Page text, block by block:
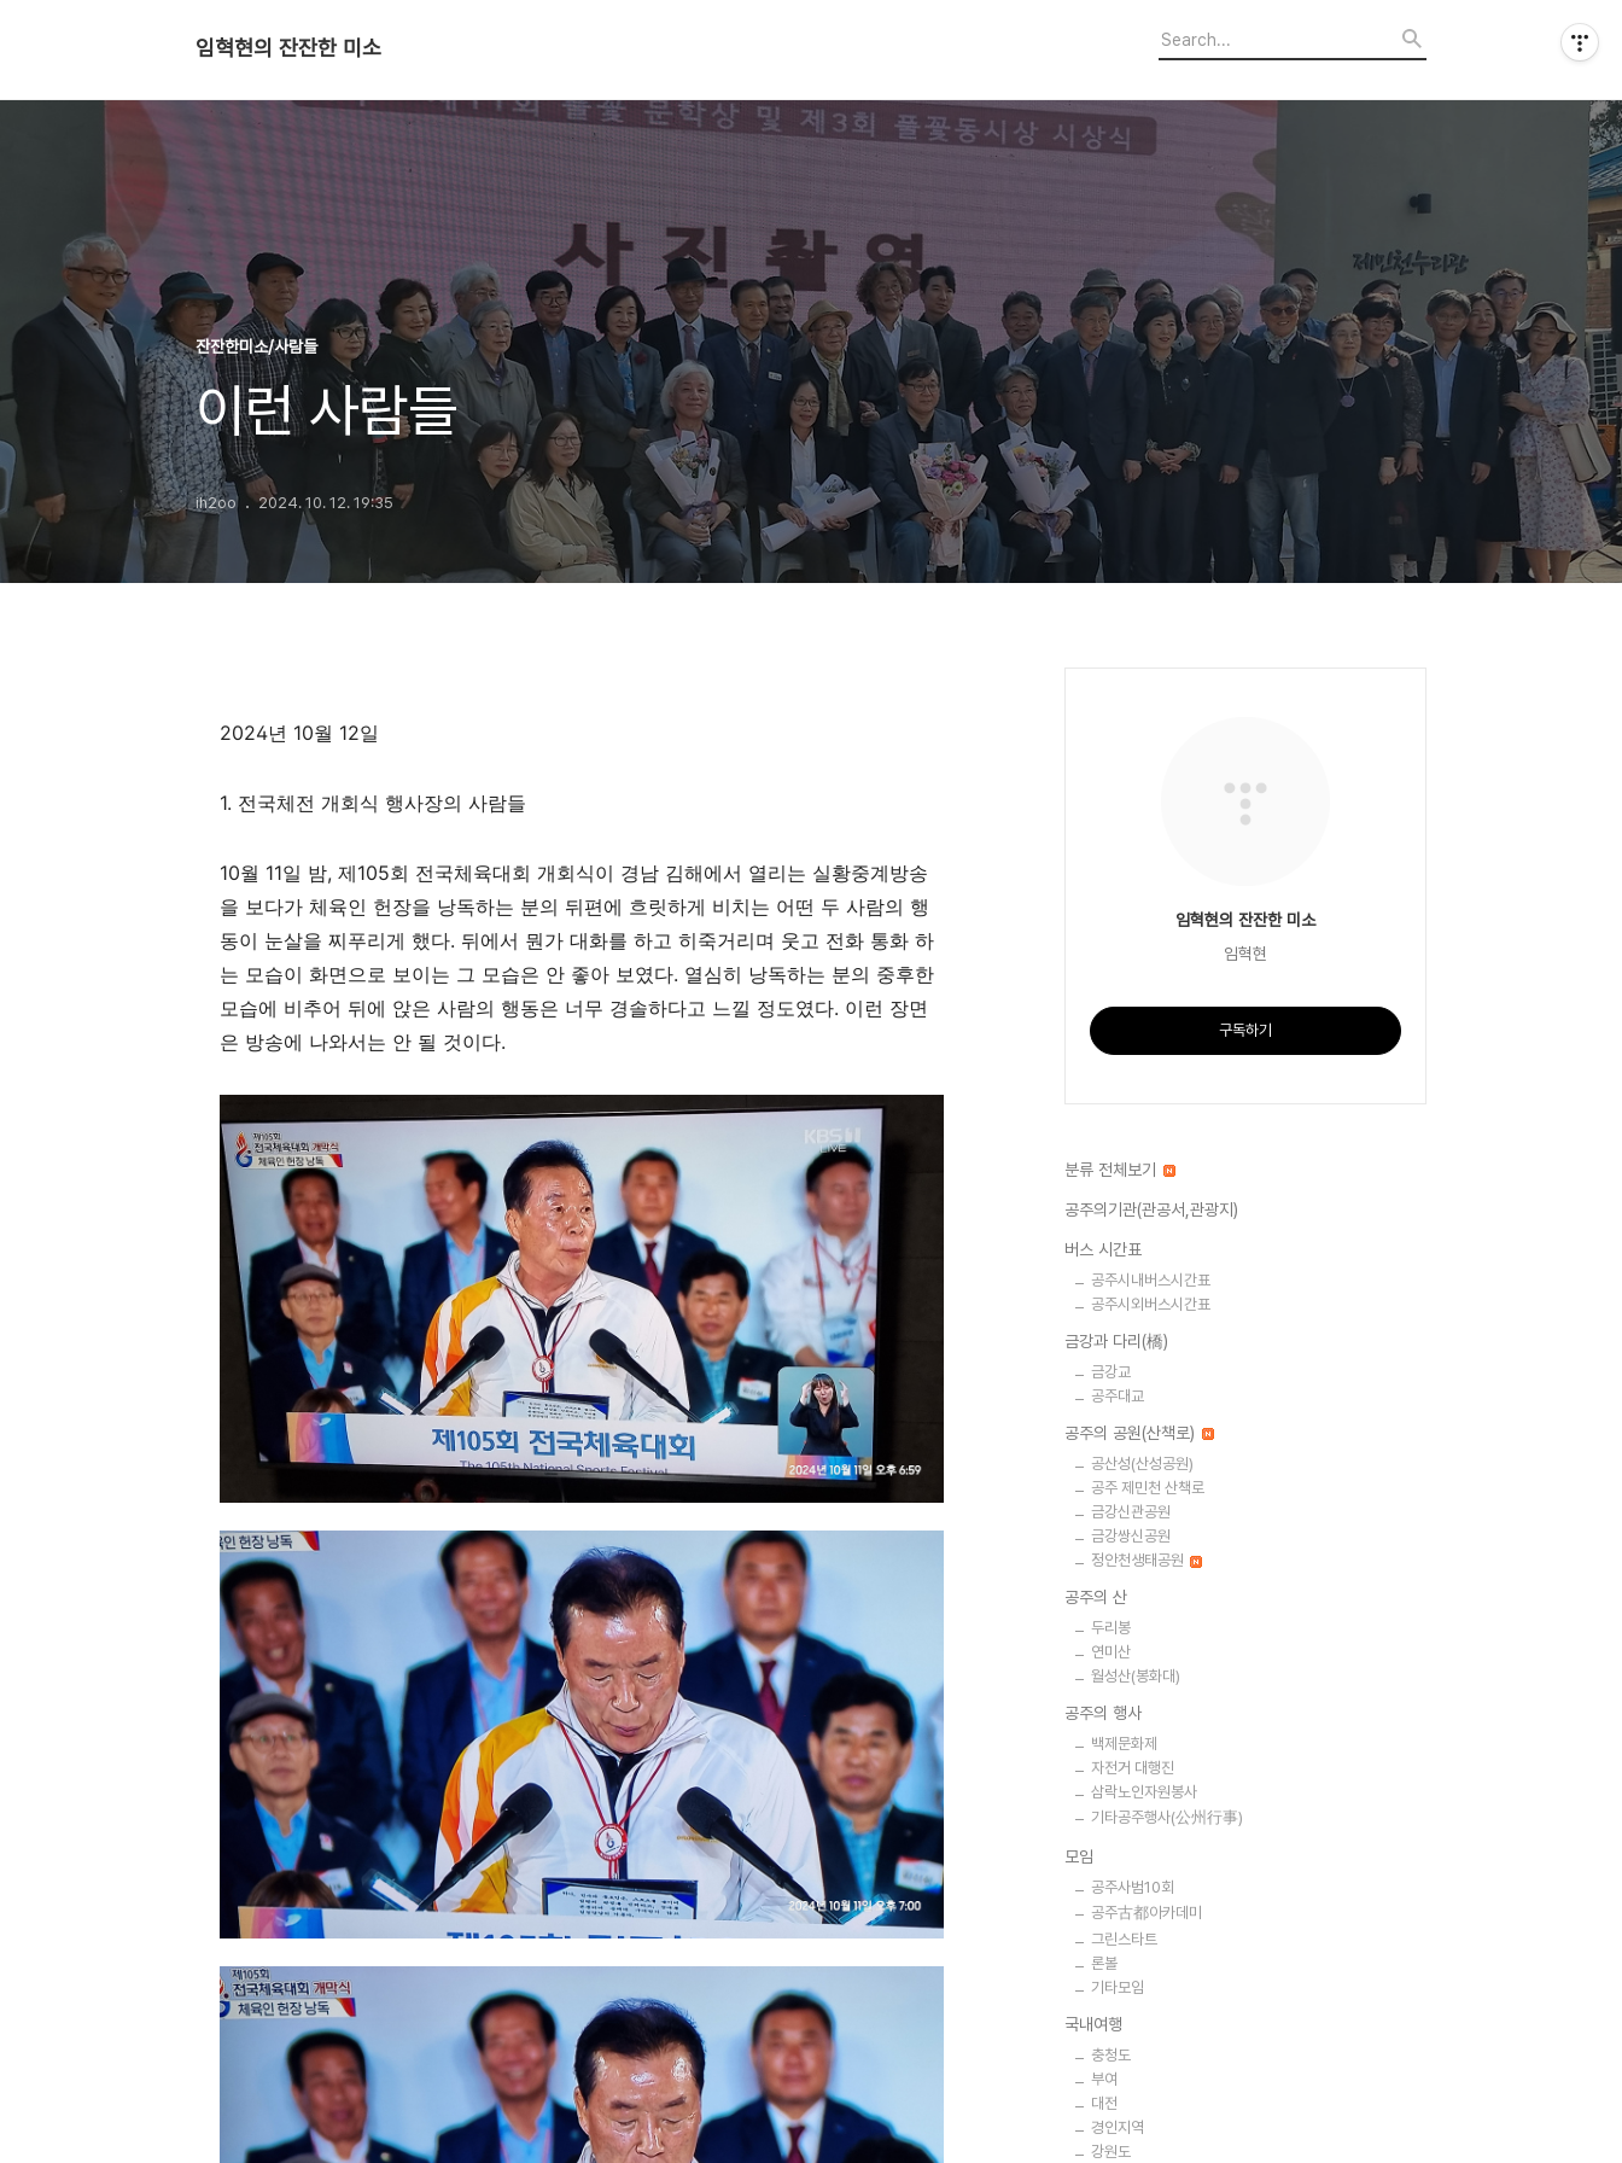
임혁현의 잔잔한 미소
잔잔한미소/사람들
이런 사람들
ih2oo 2024. 10. 12. 19:35
2024년 10월 12일
1. 전국체전 개회식 행사장의 사람들
10월 11일 밤, 제105회 전국체육대회 개회식이 경남 김해에서 열리는 실황중계방송
을 보다가 체육인 헌장을 낭독하는 분의 뒤편에 흐릿하게 비치는 어떤 두 사람의 행
동이 눈살을 찌푸리게 했다. 뒤에서 뭔가 대화를 하고 히죽거리며 웃고 전화 통화 하
는 모습이 화면으로 보이는 그 모습은 안 좋아 보였다. 열심히 낭독하는 분의 중후한
모습에 비추어 뒤에 앉은 사람의 행동은 너무 경솔하다고 느낄 정도였다. 이런 장면
은 방송에 나와서는 안 될 것이다.
임혁현의 잔잔한 미소
임혁현
구독하기
분류 전체보기
공주의기관(관공서,관광지)
버스 시간표
공주시내버스시간표
공주시외버스시간표
금강과 다리(橋)
금강교
공주대교
공주의 공원(산책로)
공산성(산성공원)
공주 제민천 산책로
금강신관공원
금강쌍신공원
정안천생태공원
공주의 산
두리봉
연미산
월성산(봉화대)
공주의 행사
백제문화제
자전거 대행진
삼락노인자원봉사
기타공주행사(公州行事)
모임
공주사범10회
공주古都아카데미
그린스타트
론볼
기타모임
국내여행
충청도
부여
대전
경인지역
강원도